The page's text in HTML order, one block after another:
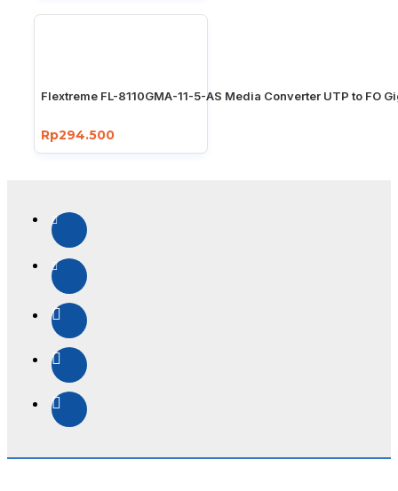
Flextreme FL-8110GMA-11-5-AS Media Converter UTP to FO
Rp294.500